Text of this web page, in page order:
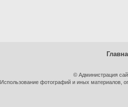
© Администрация
Использование фотографий и иных материалов,